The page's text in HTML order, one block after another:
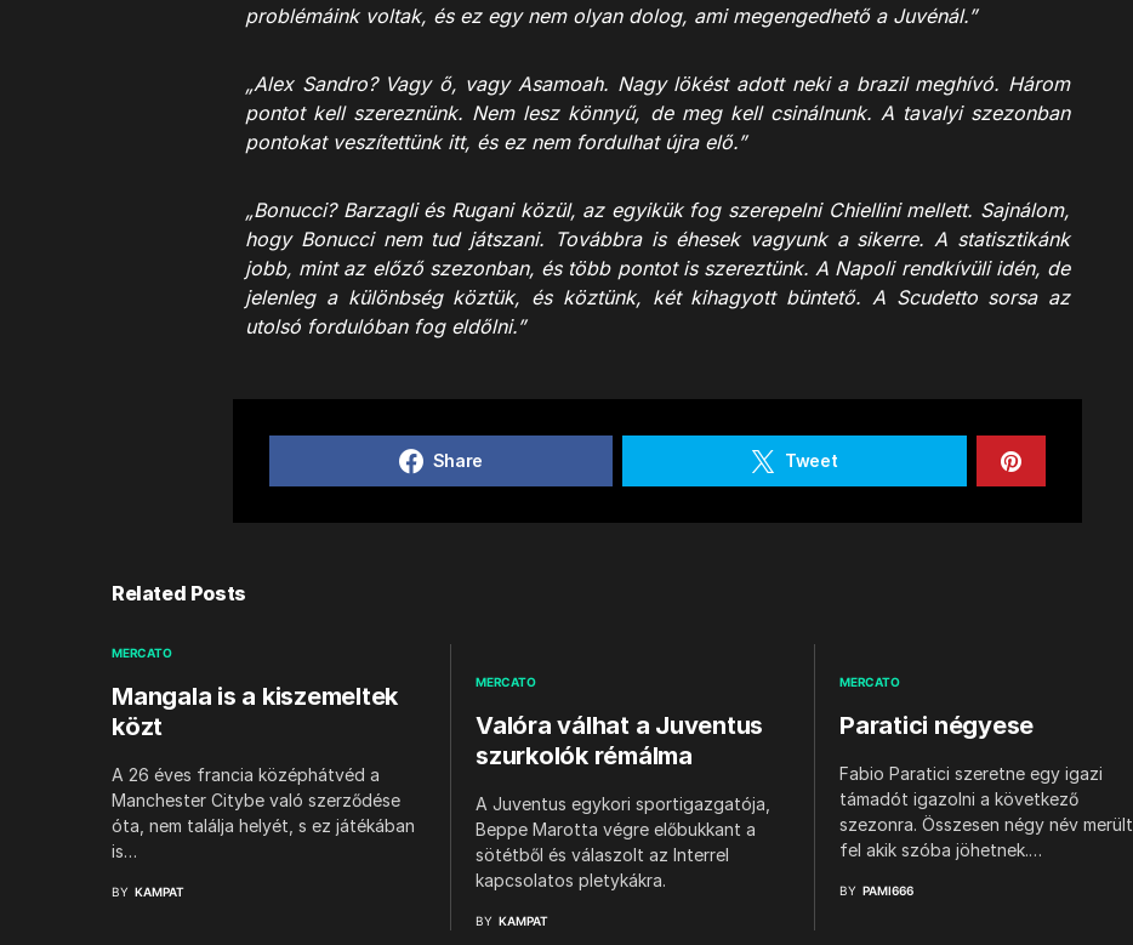
problémáink voltak, és ez egy nem olyan dolog, ami megengedhető a Juvénál.”
„Alex Sandro? Vagy ő, vagy Asamoah. Nagy lökést adott neki a brazil meghívó. Három
pontot kell szereznünk. Nem lesz könnyű, de meg kell csinálnunk. A tavalyi szezonban
pontokat veszítettünk itt, és ez nem fordulhat újra elő.”
„Bonucci? Barzagli és Rugani közül, az egyikük fog szerepelni Chiellini mellett. Sajnálom,
hogy Bonucci nem tud játszani. Továbbra is éhesek vagyunk a sikerre. A statisztikánk
jobb, mint az előző szezonban, és több pontot is szereztünk. A Napoli rendkívüli idén, de
jelenleg a különbség köztük, és köztünk, két kihagyott büntető. A Scudetto sorsa az
utolsó fordulóban fog eldőlni.”
Share Tweet
Related Posts
MERCATO
Mangala is a kiszemeltek
közt
A 26 éves francia középhátvéd a
Manchester Citybe való szerződése
óta, nem találja helyét, s ez játékában
is…
BY KAMPAT
MERCATO
Valóra válhat a Juventus
szurkolók rémálma
A Juventus egykori sportigazgatója,
Beppe Marotta végre előbukkant a
sötétből és válaszolt az Interrel
kapcsolatos pletykákra.
BY KAMPAT
MERCATO
Paratici négyese
Fabio Paratici szeretne egy igazi
támadót igazolni a következő
szezonra. Összesen négy név merült
fel akik szóba jöhetnek.…
BY PAMI666